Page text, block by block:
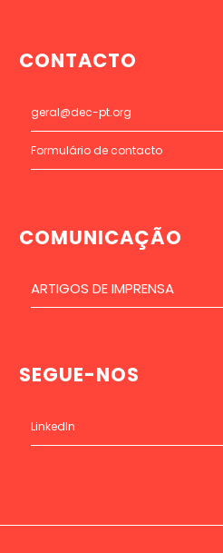
CONTACTO
geral@dec-pt.org
Formulário de contacto
COMUNICAÇÃO
ARTIGOS DE IMPRENSA
SEGUE-NOS
LinkedIn